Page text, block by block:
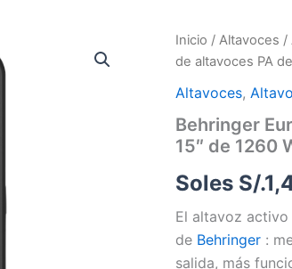
Inicio / Altavoces /
de altavoces PA
Altavoces,
Behringer
15″ de 1260
Soles S/.
El altavoz activo
de Behringer :
salida, más